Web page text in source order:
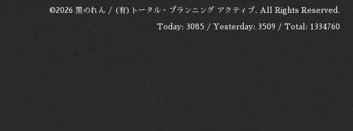
©2026 黒のれん / (有)トータル・プランニング アクティブ. All Rights Reserved.
Today: 3085 / Yesterday: 3509 / Total: 1334760